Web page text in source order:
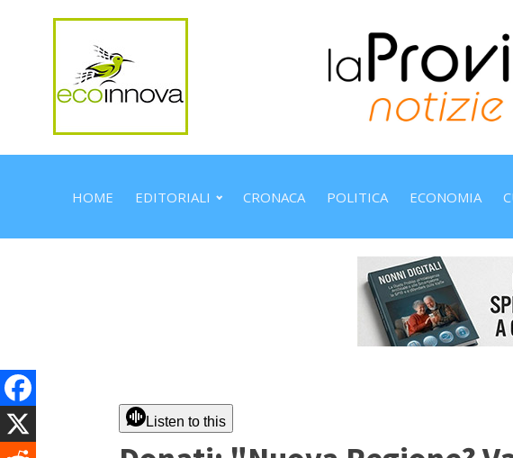
HOME EDITORIALI CRONACA POLITICA ECONOMIA
Listen to this